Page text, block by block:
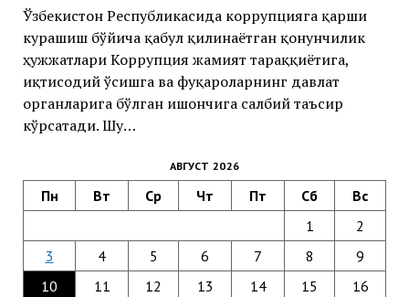
Ўзбекистон Республикасида коррупцияга қарши
курашиш бўйича қабул қилинаётган қонунчилик
ҳужжатлари Коррупция жамият тараққиётига,
иқтисодий ўсишга ва фуқароларнинг давлат
органларига бўлган ишончига салбий таъсир
кўрсатади. Шу…
АВГУСТ 2026
Пн Вт Ср Чт Пт Сб Вс
1
2
3
4 5 6 7 8
9
10
11 12 13 14 15
16